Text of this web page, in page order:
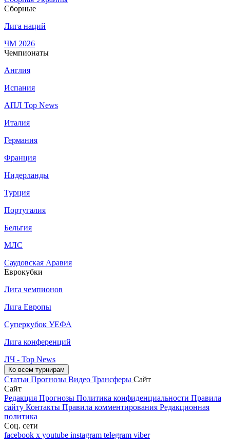
Сборные
Лига наций
ЧМ 2026
Чемпионаты
Англия
Испания
АПЛ Top News
Италия
Германия
Франция
Нидерланды
Турция
Португалия
Бельгия
МЛС
Саудовская Аравия
Еврокубки
Лига чемпионов
Лига Европы
Суперкубок УЕФА
Лига конференций
ЛЧ - Top News
Ко всем турнирам
Статьи Прогнозы Видео Трансферы Сайт
Сайт
Редакция Прогнозы Политика конфиденциальности Правила
сайту Контакты Правила комментирования Редакционная
политика
Соц. сети
facebook x youtube instagram telegram viber